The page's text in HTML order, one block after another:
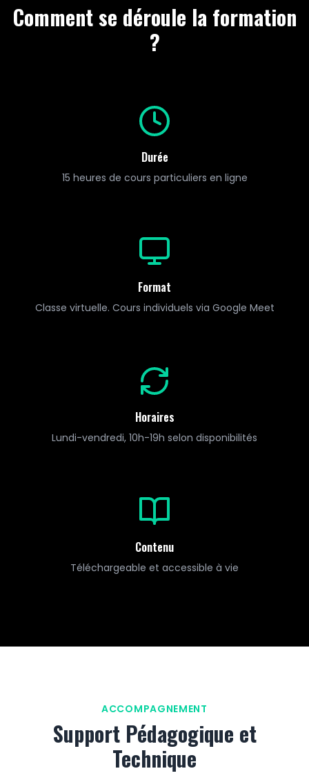
Comment se déroule la formation
?
Durée
15 heures de cours particuliers en ligne
Format
Classe virtuelle. Cours individuels via Google Meet
Horaires
Lundi-vendredi, 10h-19h selon disponibilités
Contenu
Téléchargeable et accessible à vie
ACCOMPAGNEMENT
Support Pédagogique et
Technique